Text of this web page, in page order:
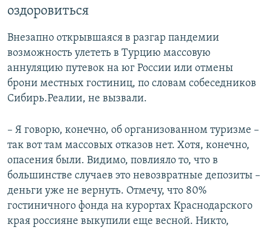
оздоровиться
Внезапно открывшаяся в разгар пандемии
возможность улететь в Турцию массовую
аннуляцию путевок на юг России или отмены
брони местных гостиниц, по словам собеседников
Сибирь.Реалии, не вызвали.
– Я говорю, конечно, об организованном туризме –
так вот там массовых отказов нет. Хотя, конечно,
опасения были. Видимо, повлияло то, что в
большинстве случаев это невозвратные депозиты –
деньги уже не вернуть. Отмечу, что 80%
гостиничного фонда на курортах Краснодарского
края россияне выкупили еще весной. Никто,